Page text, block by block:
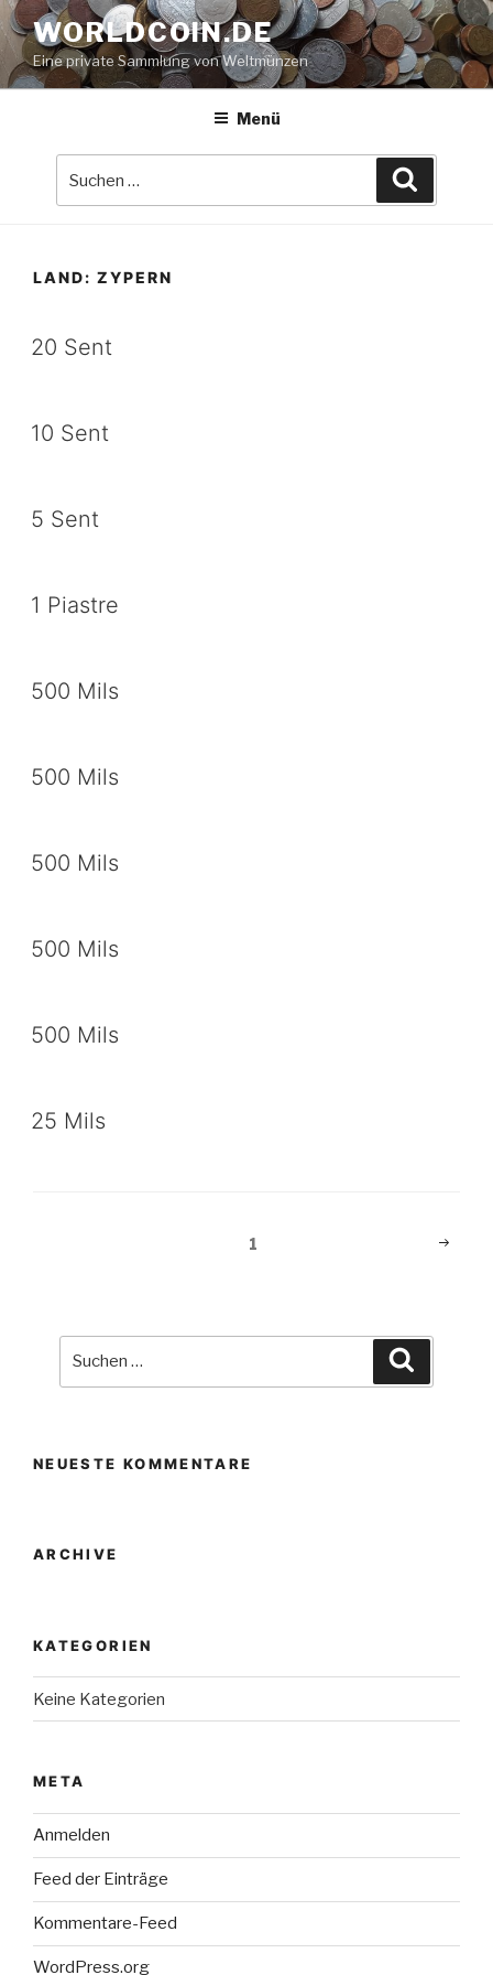
Zum
Inhalt
springen
WORLDCOIN.DE
Eine private Sammlung von Weltmünzen
Menü
LAND: ZYPERN
20 Sent
10 Sent
5 Sent
1 Piastre
500 Mils
500 Mils
500 Mils
500 Mils
500 Mils
25 Mils
1
NEUESTE KOMMENTARE
ARCHIVE
KATEGORIEN
Keine Kategorien
META
Anmelden
Feed der Einträge
Kommentare-Feed
WordPress.org